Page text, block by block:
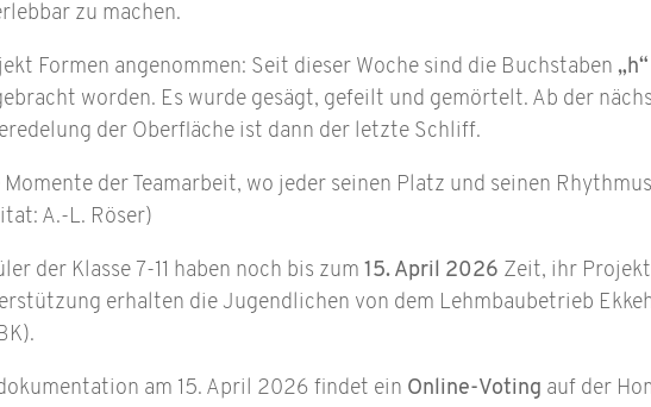
zu machen.
Formen angenommen: Seit dieser Woche sind die Buchstaben „h“
worden. Es wurde gesägt, gefeilt und gemörtelt. Ab der
der Oberfläche ist dann der letzte Schliff.
der Teamarbeit, wo jeder seinen Platz und seinen
A.-L. Röser)
der Klasse 7-11 haben noch bis zum 15. April 2026 Zeit, ihr
erhalten die Jugendlichen von dem Lehmbaubetrieb
am 15. April 2026 findet ein Online-Voting auf der